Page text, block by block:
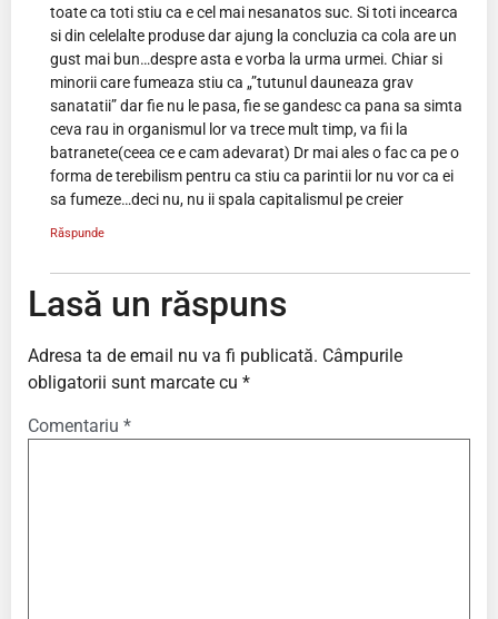
toate ca toti stiu ca e cel mai nesanatos suc. Si toti incearca
si din celelalte produse dar ajung la concluzia ca cola are un
gust mai bun…despre asta e vorba la urma urmei. Chiar si
minorii care fumeaza stiu ca „”tutunul dauneaza grav
sanatatii” dar fie nu le pasa, fie se gandesc ca pana sa simta
ceva rau in organismul lor va trece mult timp, va fii la
batranete(ceea ce e cam adevarat) Dr mai ales o fac ca pe o
forma de terebilism pentru ca stiu ca parintii lor nu vor ca ei
sa fumeze…deci nu, nu ii spala capitalismul pe creier
Răspunde
Lasă un răspuns
Adresa ta de email nu va fi publicată. Câmpurile
obligatorii sunt marcate cu *
Comentariu *